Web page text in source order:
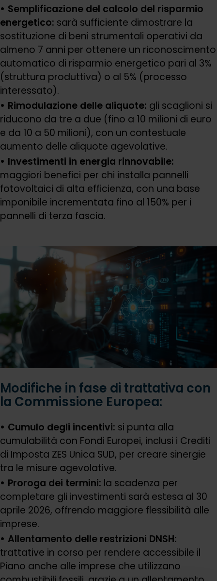
Semplificazione del calcolo del risparmio
energetico: sarà sufficiente dimostrare la
sostituzione di beni strumentali operativi da
almeno 7 anni per ottenere un riconoscimento
automatico di risparmio energetico pari al 3%
(struttura produttiva) o al 5% (processo
interessato).
Rimodulazione delle aliquote: gli scaglioni si
riducono da tre a due (fino a 10 milioni di euro
e da 10 a 50 milioni), con un contestuale
aumento delle aliquote agevolative.
Investimenti in energia rinnovabile:
maggiori benefici per chi installa pannelli
fotovoltaici di alta efficienza, con una base
imponibile incrementata fino al 150% per i
pannelli di terza fascia.
Modifiche in fase di trattativa con
la Commissione Europea:
Cumulo degli incentivi: si punta alla
cumulabilità con Fondi Europei, inclusi i Crediti
di Imposta ZES Unica SUD, per creare sinergie
tra le misure agevolative.
Proroga dei termini: la scadenza per
completare gli investimenti sarà estesa al 30
aprile 2026, offrendo maggiore flessibilità alle
imprese.
Allentamento delle restrizioni DNSH:
trattative in corso per rendere accessibile il
Piano anche alle imprese che utilizzano